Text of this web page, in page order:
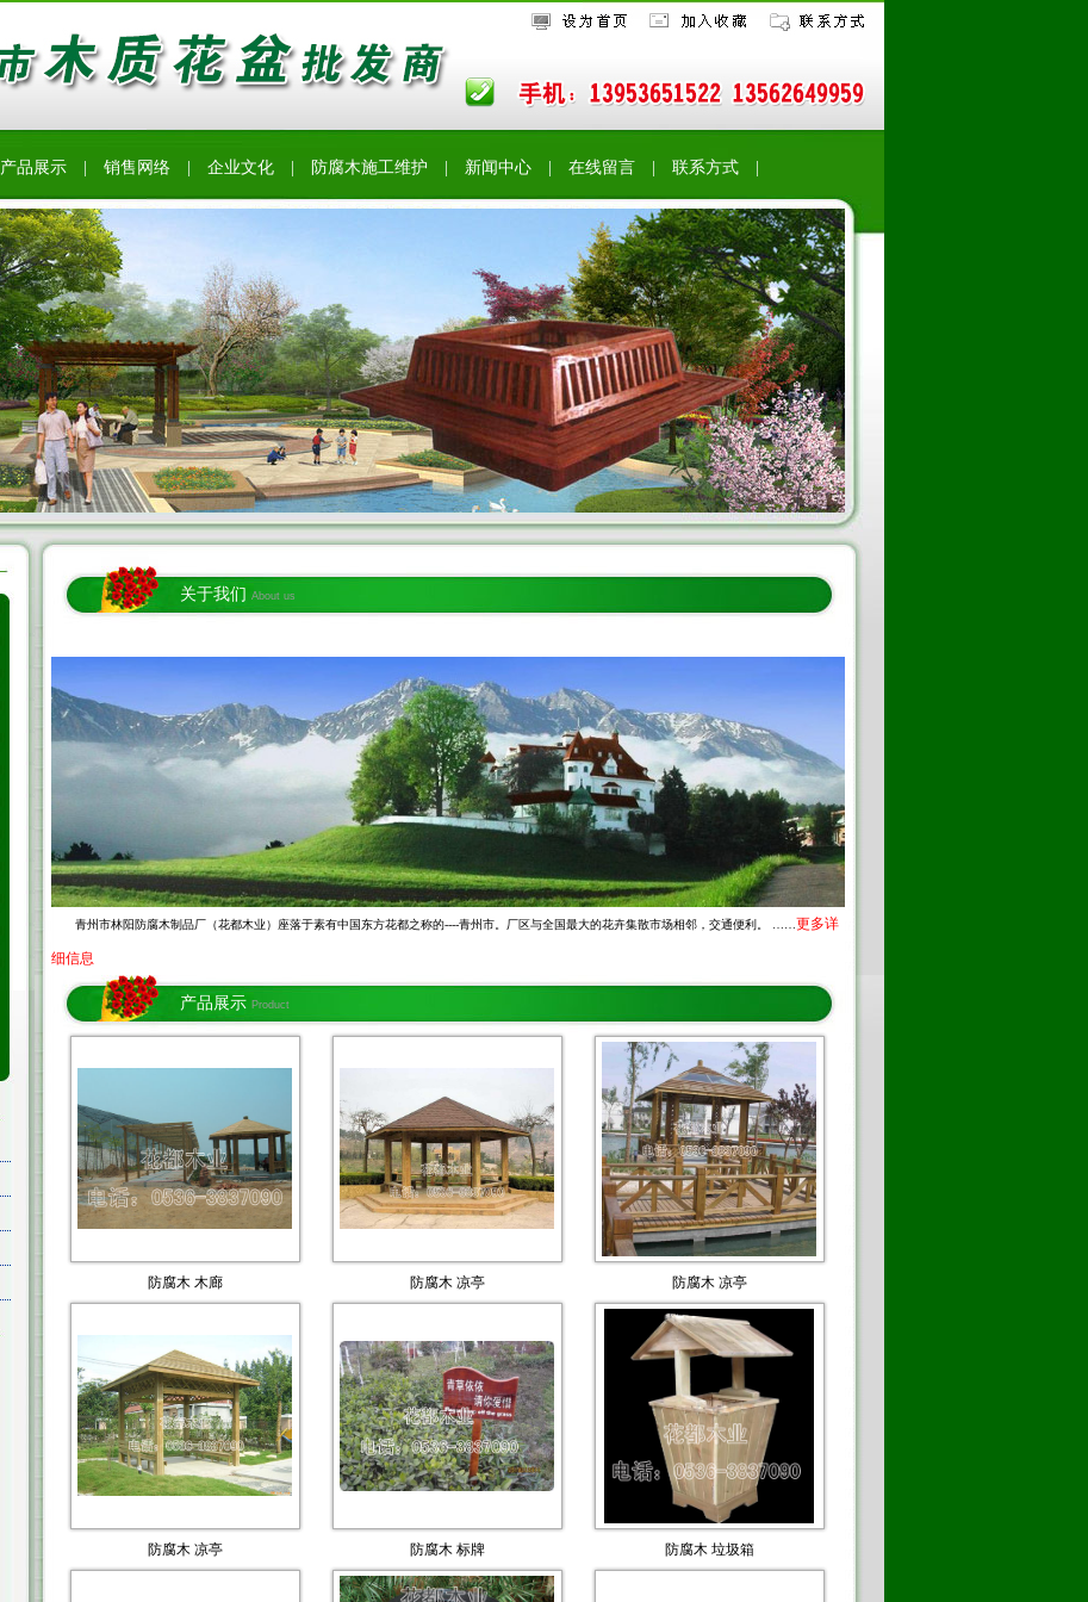
产品展示 销售网络 企业文化 防腐木施工维护 新闻中心 在线留言 联系方式 |
关于我们 About us
青州市林阳防腐木制品厂（花都木业）座落于素有中国东方花都之称的----青州市。厂区与全国最大的花卉集散市场相邻，交通便利。 …… 更多详
细信息
产品展示 Product
防腐木 木廊 防腐木 凉亭 防腐木 凉亭
防腐木 凉亭 防腐木 标牌 防腐木 垃圾箱